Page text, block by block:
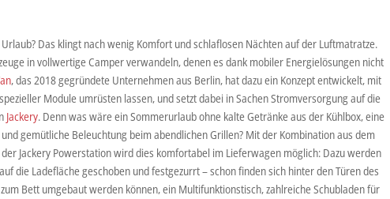
Das klingt nach wenig Komfort und schlaflosen Nächten auf der Luftmatratze.
in vollwertige Camper verwandeln, denen es dank mobiler Energielösungen nicht
, das 2018 gegründete Unternehmen aus Berlin, hat dazu ein Konzept entwickelt, mit
Module umrüsten lassen, und setzt dabei in Sachen Stromversorgung auf die
Jackery. Denn was wäre ein Sommerurlaub ohne kalte Getränke aus der Kühlbox, eine
gemütliche Beleuchtung beim abendlichen Grillen? Mit der Kombination aus dem
Jackery Powerstation wird dies komfortabel im Lieferwagen möglich: Dazu werden
die Ladefläche geschoben und festgezurrt – schon finden sich hinter den Türen des
Bett umgebaut werden können, ein Multifunktionstisch, zahlreiche Schubladen für